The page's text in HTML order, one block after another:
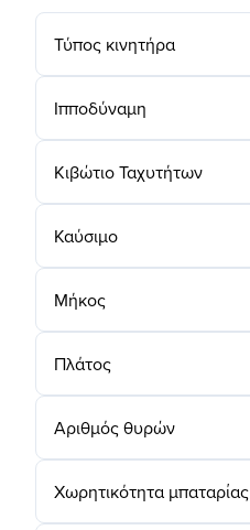
Τύπος κινητήρα
Ιπποδύναμη
Κιβώτιο Ταχυτήτων
Καύσιμο
Μήκος
Πλάτος
Αριθμός θυρών
Χωρητικότητα μπαταρίας